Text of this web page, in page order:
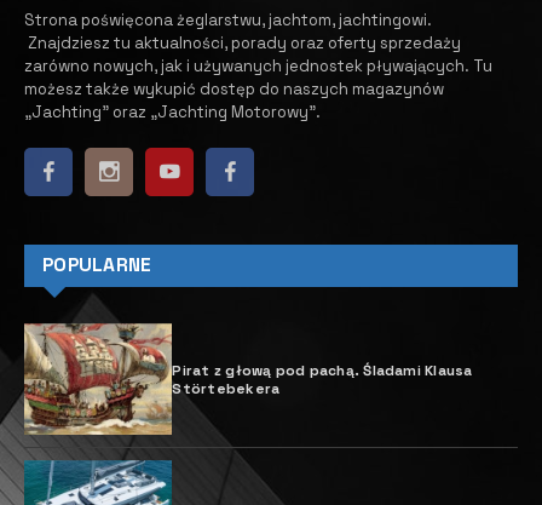
Strona poświęcona żeglarstwu, jachtom, jachtingowi.
Znajdziesz tu aktualności, porady oraz oferty sprzedaży
zarówno nowych, jak i używanych jednostek pływających. ​ Tu
możesz także wykupić dostęp do naszych magazynów
„Jachting” oraz „Jachting Motorowy”.
POPULARNE
Pirat z głową pod pachą. Śladami Klausa
Störtebekera